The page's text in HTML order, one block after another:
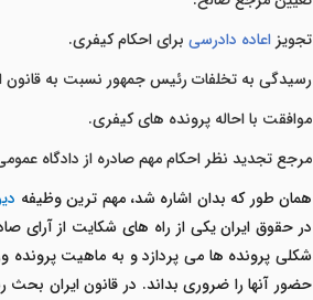
تجویز اعاده دادرسی برای احکام کیفری.
رسیدگی به تخلفات رئیس جمهور نسبت به
موافقت با احاله پرونده های کیفری.
مرجع تجدید نظر احکام مهم صادره از دادگاه
همان طور که بدان اشاره شد، مهم ترین وظیفه
در حقوق ایران یکی از راه های شکایت از آرای
شکلی پرونده ها می پردازد و به ماهیت
حضور آنها را ضروری بداند. در قانون ایران